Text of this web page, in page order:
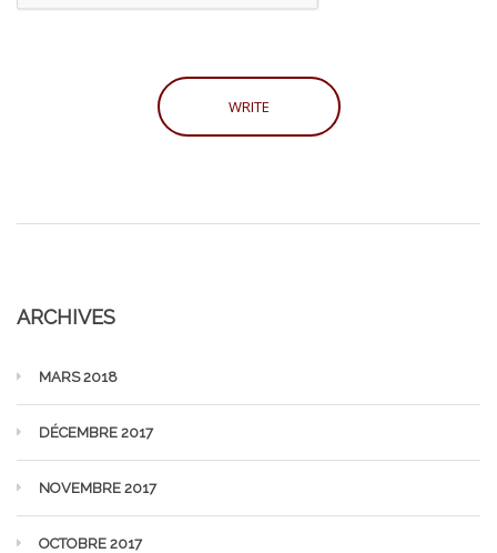
ARCHIVES
MARS 2018
DÉCEMBRE 2017
NOVEMBRE 2017
OCTOBRE 2017